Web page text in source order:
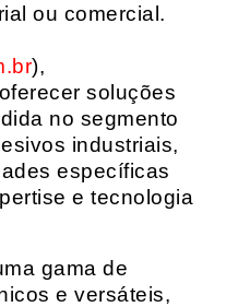
ou comercial.
),
soluções
no segmento
industriais,
específicas
e tecnologia
gama de
e versáteis,